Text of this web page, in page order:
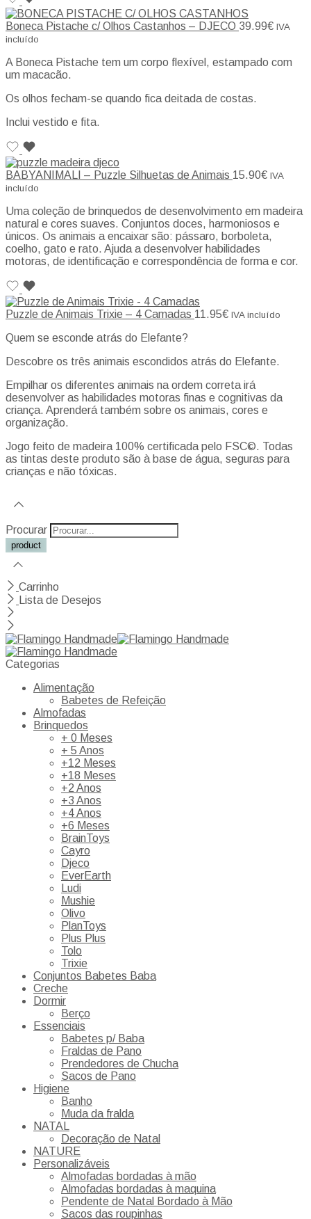
Boneca Pistache c/ Olhos Castanhos – DJECO 39.99€ IVA
incluído
A Boneca Pistache tem um corpo flexível, estampado com
um macacão.
Os olhos fecham-se quando fica deitada de costas.
Inclui vestido e fita.
BABYANIMALI – Puzzle Silhuetas de Animais 15.90€ IVA
incluído
Uma coleção de brinquedos de desenvolvimento em madeira
natural e cores suaves. Conjuntos doces, harmoniosos e
únicos. Os animais a encaixar são: pássaro, borboleta,
coelho, gato e rato. Ajuda a desenvolver habilidades
motoras, de identificação e correspondência de forma e cor.
Puzzle de Animais Trixie – 4 Camadas 11.95€ IVA incluído
Quem se esconde atrás do Elefante?
Descobre os três animais escondidos atrás do Elefante.
Empilhar os diferentes animais na ordem correta irá
desenvolver as habilidades motoras finas e cognitivas da
criança. Aprenderá também sobre os animais, cores e
organização.
Jogo feito de madeira 100% certificada pelo FSC©. Todas
as tintas deste produto são à base de água, seguras para
crianças e não tóxicas.
Procurar
Carrinho
Lista de Desejos
Categorias
Alimentação
Babetes de Refeição
Almofadas
Brinquedos
+ 0 Meses
+ 5 Anos
+12 Meses
+18 Meses
+2 Anos
+3 Anos
+4 Anos
+6 Meses
BrainToys
Cayro
Djeco
EverEarth
Ludi
Mushie
Olivo
PlanToys
Plus Plus
Tolo
Trixie
Conjuntos Babetes Baba
Creche
Dormir
Berço
Essenciais
Babetes p/ Baba
Fraldas de Pano
Prendedores de Chucha
Sacos de Pano
Higiene
Banho
Muda da fralda
NATAL
Decoração de Natal
NATURE
Personalizáveis
Almofadas bordadas à mão
Almofadas bordadas à maquina
Pendente de Natal Bordado à Mão
Sacos das roupinhas